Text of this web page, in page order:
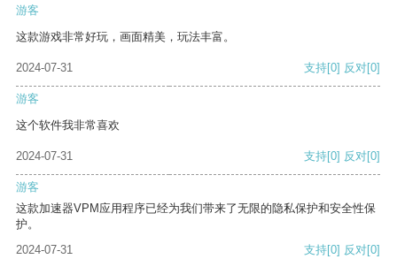
游客
这款游戏非常好玩，画面精美，玩法丰富。
2024-07-31 支持[0] 反对[0]
游客
这个软件我非常喜欢
2024-07-31 支持[0] 反对[0]
游客
这款加速器VPM应用程序已经为我们带来了无限的隐私保护和安全性保
护。
2024-07-31
支持[0] 反对[0]